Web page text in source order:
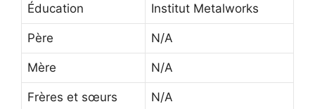
Éducation Institut Metalworks
Père N/A
Mère N/A
Frères et sœurs N/A